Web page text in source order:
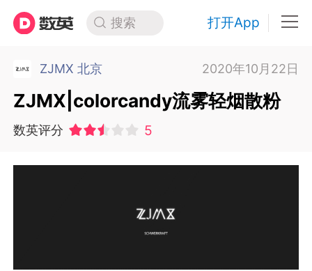
搜索 打开App
ZJMX 北京 2020年10月22日
ZJMX|colorcandy流雾轻烟散粉
数英评分 5